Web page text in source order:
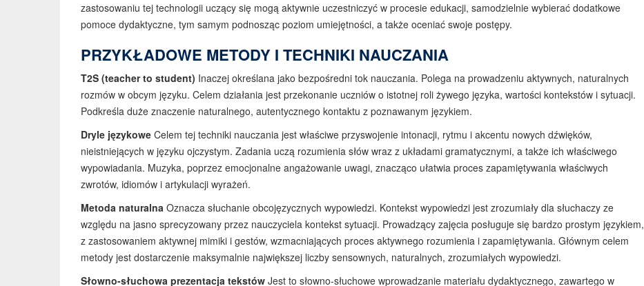
zastosowaniu tej technologii uczący się mogą aktywnie uczestniczyć w procesie edukacji, samodzielnie wybierać dodatkowe
pomoce dydaktyczne, tym samym podnosząc poziom umiejętności, a także oceniać swoje postępy.
PRZYKŁADOWE METODY I TECHNIKI NAUCZANIA
T2S (teacher to student) Inaczej określana jako bezpośredni tok nauczania. Polega na prowadzeniu aktywnych, naturalnych
rozmów w obcym języku. Celem działania jest przekonanie uczniów o istotnej roli żywego języka, wartości kontekstów i sytuacji.
Podkreśla duże znaczenie naturalnego, autentycznego kontaktu z poznawanym językiem.
Dryle językowe Celem tej techniki nauczania jest właściwe przyswojenie intonacji, rytmu i akcentu nowych dźwięków,
nieistniejących w języku ojczystym. Zadania uczą rozumienia słów wraz z układami gramatycznymi, a także ich właściwego
wypowiadania. Muzyka, poprzez emocjonalne angażowanie uwagi, znacząco ułatwia proces zapamiętywania właściwych
zwrotów, idiomów i artykulacji wyrażeń.
Metoda naturalna Oznacza słuchanie obcojęzycznych wypowiedzi. Kontekst wypowiedzi jest zrozumiały dla słuchaczy ze
względu na jasno sprecyzowany przez nauczyciela kontekst sytuacji. Prowadzący zajęcia posługuje się bardzo prostym językiem,
z zastosowaniem aktywnej mimiki i gestów, wzmacniających proces aktywnego rozumienia i zapamiętywania. Głównym celem
metody jest dostarczenie maksymalnie największej liczby sensownych, naturalnych, zrozumiałych wypowiedzi.
Słowno-słuchowa prezentacja tekstów Jest to słowno-słuchowe wprowadzanie materiału dydaktycznego, zawartego w